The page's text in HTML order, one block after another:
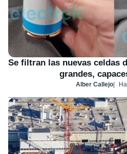
Se filtran las nuevas celdas
grandes,
Alber Callejo